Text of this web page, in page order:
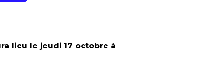
lieu le jeudi 17 octobre à